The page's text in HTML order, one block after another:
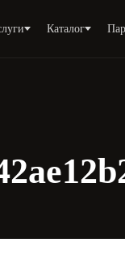
Каталог